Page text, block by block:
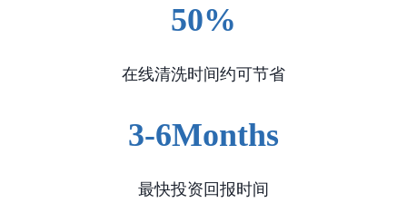
50%
在线清洗时间约可节省
3-6Months
最快投资回报时间